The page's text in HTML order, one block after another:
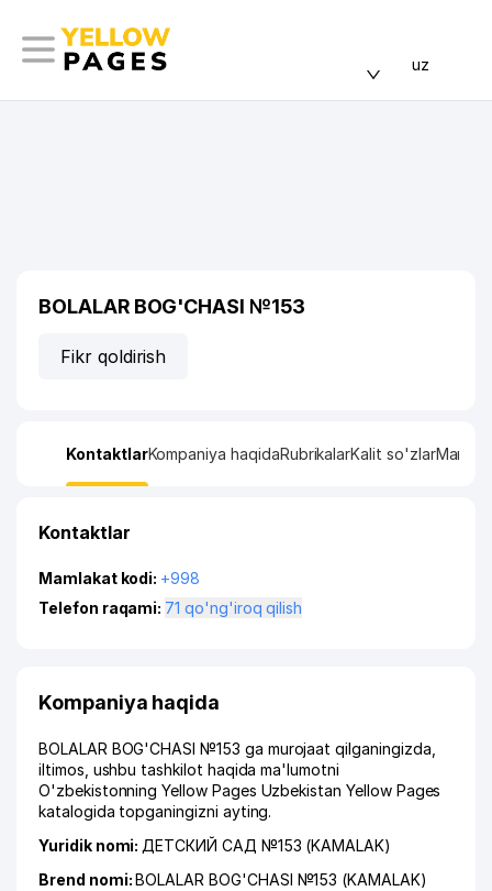
uz
BOLALAR BOG'CHASI №153
Fikr qoldirish
KontaktlarKompaniya haqidaRubrikalarKalit so'zlarManzil
Kontaktlar
Mamlakat kodi: +998
Telefon raqami:
71 qo'ng'iroq qilish
Kompaniya haqida
BOLALAR BOG'CHASI №153 ga murojaat qilganingizda,
iltimos, ushbu tashkilot haqida ma'lumotni
O'zbekistonning Yellow Pages Uzbekistan Yellow Pages
katalogida topganingizni ayting.
Yuridik nomi: ДЕТСКИЙ САД №153 (KAMALAK)
Brend nomi:BOLALAR BOG'CHASI №153 (KAMALAK)